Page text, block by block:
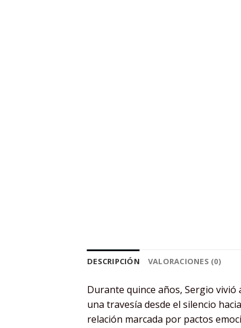
DESCRIPCIÓN VALORACIONES (0)
Durante quince años, Sergio
una travesía desde el silencio
relación marcada por pactos